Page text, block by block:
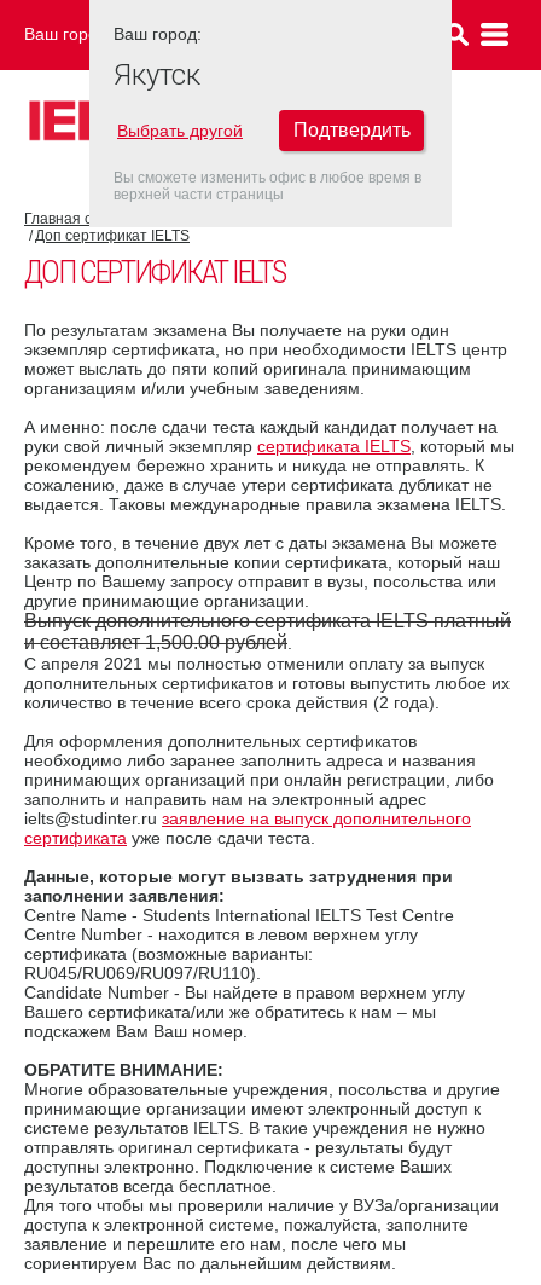
Ваш город: ЯКУТСК
Главная страница
Доп сертификат IELTS
ДОП СЕРТИФИКАТ IELTS
По результатам экзамена Вы получаете на руки один
экземпляр сертификата, но при необходимости IELTS центр
может выслать до пяти копий оригинала принимающим
организациям и/или учебным заведениям.
А именно: после сдачи теста каждый кандидат получает на
руки свой личный экземпляр сертификата IELTS , который мы
рекомендуем бережно хранить и никуда не отправлять. К
сожалению, даже в случае утери сертификата дубликат не
выдается. Таковы международные правила экзамена IELTS.
Кроме того, в течение двух лет с даты экзамена Вы можете
заказать дополнительные копии сертификата, который наш
Центр по Вашему запросу отправит в вузы, посольства или
другие принимающие организации.
Выпуск дополнительного сертификата IELTS платный
и составляет 1,500.00 рублей
С апреля 2021 мы полностью отменили оплату за выпуск
дополнительных сертификатов и готовы выпустить любое их
количество в течение всего срока действия (2 года).
Для оформления дополнительных сертификатов
необходимо либо заранее заполнить адреса и названия
принимающих организаций при онлайн регистрации, либо
заполнить и направить нам на электронный адрес
ielts@studinter.ru заявление на выпуск дополнительного
сертификата уже после сдачи теста.
Данные, которые могут вызвать затруднения при
заполнении заявления:
Сentre Name - Students International IELTS Test Centre
Centre Number - находится в левом верхнем углу
сертификата (возможные варианты:
RU045/RU069/RU097/RU110).
Candidate Number - Вы найдете в правом верхнем углу
Вашего сертификата/или же обратитесь к нам – мы
подскажем Вам Ваш номер.
ОБРАТИТЕ ВНИМАНИЕ:
Многие образовательные учреждения, посольства и другие
принимающие организации имеют электронный доступ к
системе результатов IELTS. В такие учреждения не нужно
отправлять оригинал сертификата - результаты будут
доступны электронно. Подключение к системе Ваших
результатов всегда бесплатное.
Для того чтобы мы проверили наличие у ВУЗа/организации
доступа к электронной системе, пожалуйста, заполните
заявление и перешлите его нам, после чего мы
сориентируем Вас по дальнейшим действиям.
Ваш город:
Якутск
Выбрать другой Подтвердить
Вы сможете изменить офис в любое время в
верхней части страницы